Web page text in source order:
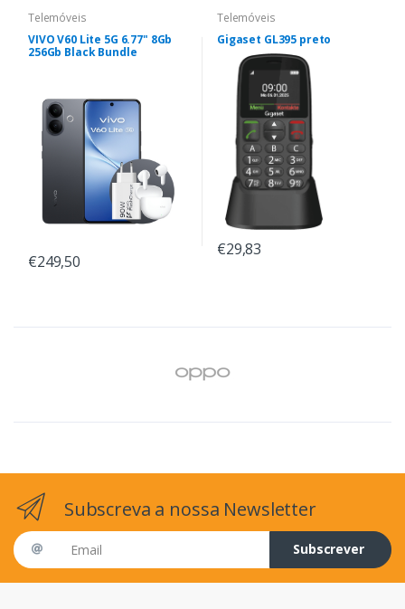
Telemóveis
VIVO V60 Lite 5G 6.77" 8Gb
256Gb Black Bundle
€249,50
Telemóveis
Gigaset GL395 preto
€29,83
Subscreva a nossa Newsletter
Email address
Subscrever